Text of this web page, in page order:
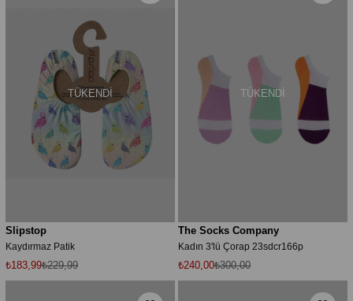
TÜKENDI
Slipstop
Kaydırmaz Patik
₺183,99₺229,99
TÜKENDI
The Socks Company
Kadın 3'lü Çorap 23sdcr166p
₺240,00₺300,00